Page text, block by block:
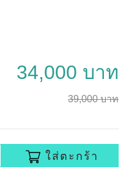
34,000 บาท
39,000 บาท
ใส่ตะกร้า